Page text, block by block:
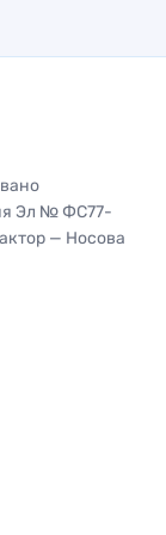
Эл № ФС77-
— Носова